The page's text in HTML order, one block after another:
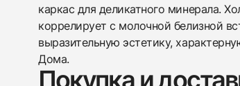
каркас для деликатного минерала.
коррелирует с молочной белизной
выразительную эстетику,
Дома.
Покупка и